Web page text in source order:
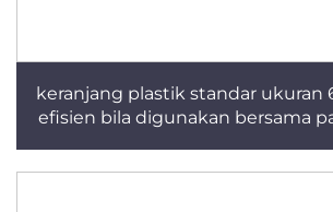
keranjang plastik standar ukuran
efisien bila digunakan bersama